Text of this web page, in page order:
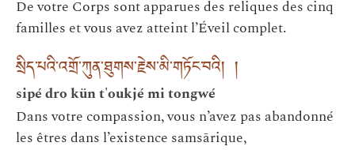
De votre Corps sont apparues des reliques des cinq
familles et vous avez atteint l’Éveil complet.
སྲིད་པའི་འགྲོ་ཀུན་ཐུགས་རྗེས་མི་གཏོང་བའི། །
sipé dro kün t'oukjé mi tongwé
Dans votre compassion, vous n’avez pas abandonné
les êtres dans l’existence samsārique,